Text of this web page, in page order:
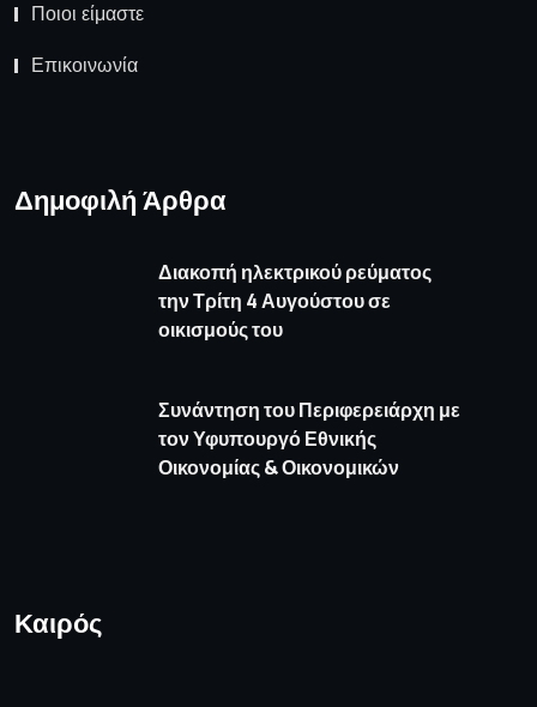
Ποιοι είμαστε
Επικοινωνία
Δημοφιλή Άρθρα
Διακοπή ηλεκτρικού ρεύματος
την Τρίτη 4 Αυγούστου σε
οικισμούς του
Συνάντηση του Περιφερειάρχη με
τον Υφυπουργό Εθνικής
Οικονομίας & Οικονομικών
Καιρός